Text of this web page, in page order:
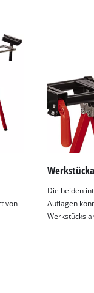
von
Die beiden
Auflagen
Werkstücks